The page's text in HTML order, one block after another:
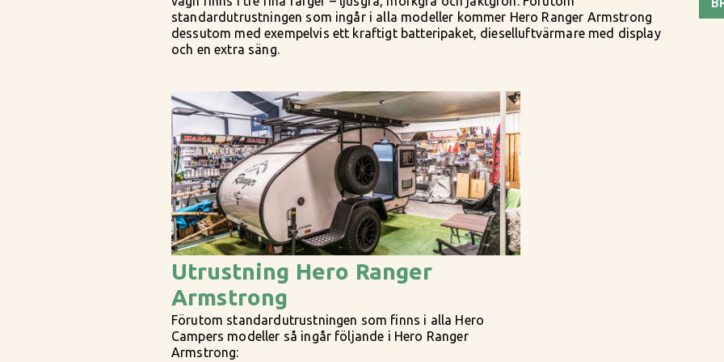
standardutrustningen som ingår i alla modeller kommer Hero Ranger Armstrong
dessutom med exempelvis ett kraftigt batteripaket, dieselluftvärmare med display
och en extra säng.
Utrustning Hero Ranger
Armstrong
Förutom standardutrustningen som finns i alla Hero
Campers modeller så ingår följande i Hero Ranger
Armstrong: